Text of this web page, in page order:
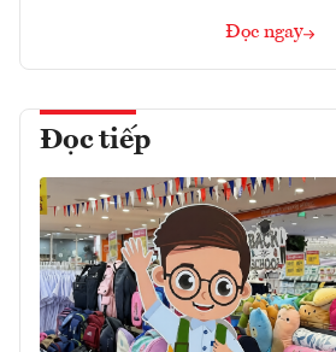
Đọc ngay
Đọc tiếp